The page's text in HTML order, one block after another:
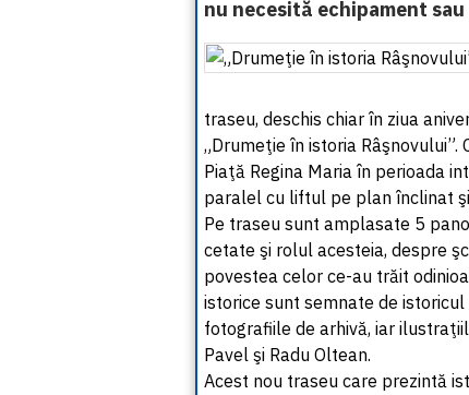
nu necesită echipament
traseu, deschis chiar în ziua
„Drumeţie în istoria
Piaţă Regina Maria în perioada
paralel cu liftul pe plan înclinat
Pe traseu sunt amplasate 5
cetate şi rolul acesteia, despre
povestea celor ce-au trăit
istorice sunt semnate de
fotografiile de arhivă, iar
Pavel şi Radu Oltean.
Acest nou traseu care prezintă